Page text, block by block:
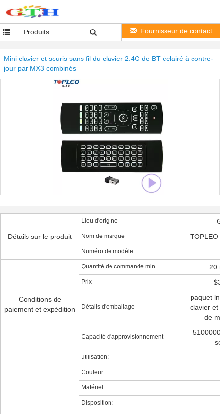
Produits Fournisseur de contact
Mini clavier et souris sans fil du clavier 2.4G de BT éclairé à contre-
jour par MX3 combinés
Détails sur le produit
Lieu d'origine
Nom de marque TOPLEO
Numéro de modèle
Conditions de
paiement et expédition
Quantité de commande min 20
Prix
Détails d'emballage
paquet
clavier et
de
Capacité d'approvisionnement
utilisation:
Couleur:
Matériel:
Disposition: